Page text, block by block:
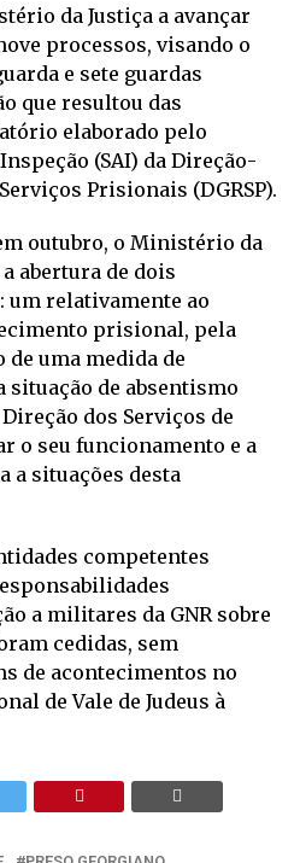
da Justiça a avançar
processos, visando o
e sete guardas
que resultou das
elaborado pelo
(SAI) da Direção-
Prisionais (DGRSP).
outubro, o Ministério da
abertura de dois
relativamente ao
prisional, pela
de uma medida de
situação de absentismo
dos Serviços de
o seu funcionamento e a
a situações desta
competentes
a militares da GNR sobre
cedidas, sem
de acontecimentos no
de Vale de Judeus à